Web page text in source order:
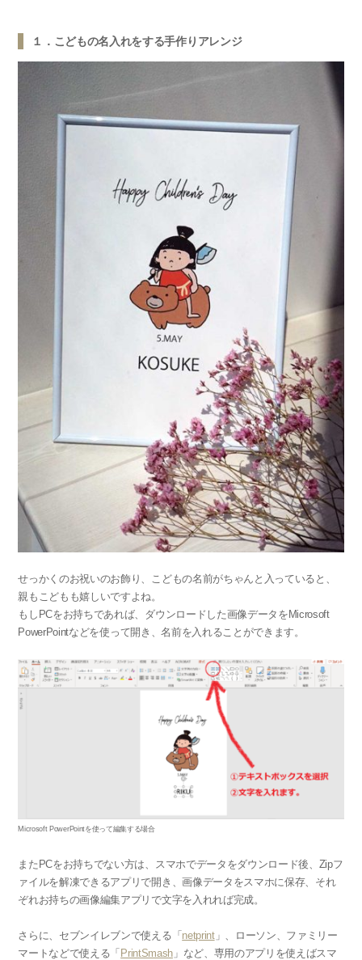
１．こどもの名入れをする手作りアレンジ
せっかくのお祝いのお飾り、こどもの名前がちゃんと入っていると、
親もこどもも嬉しいですよね。
もしPCをお持ちであれば、ダウンロードした画像データをMicrosoft
PowerPointなどを使って開き、名前を入れることができます。
Microsoft PowerPointを使って編集する場合
またPCをお持ちでない方は、スマホでデータをダウンロード後、Zipフ
ァイルを解凍できるアプリで開き、画像データをスマホに保存、それ
ぞれお持ちの画像編集アプリで文字を入れれば完成。
さらに、セブンイレブンで使える「 netprint」、ローソン、ファミリー
マートなどで使える「 PrintSmash」など、専用のアプリを使えばスマ